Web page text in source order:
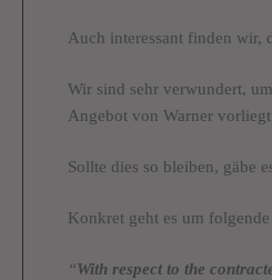
Auch interessant finden wir,
Wir sind sehr verwundert,
Angebot von Warner
Sollte dies so bleiben, gäbe
Konkret geht es um
“With respect to the